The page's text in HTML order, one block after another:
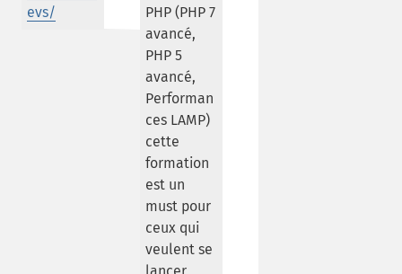
evs/
PHP (PHP 7
avancé,
PHP 5
avancé,
Performan
ces LAMP)
cette
formation
est un
must pour
ceux qui
veulent se
lancer